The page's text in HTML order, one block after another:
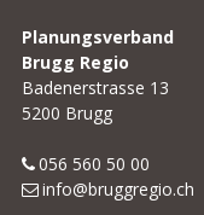
Planungsverband
Brugg Regio
Badenerstrasse 13
5200 Brugg
056 560 50 00
info@bruggregio.ch